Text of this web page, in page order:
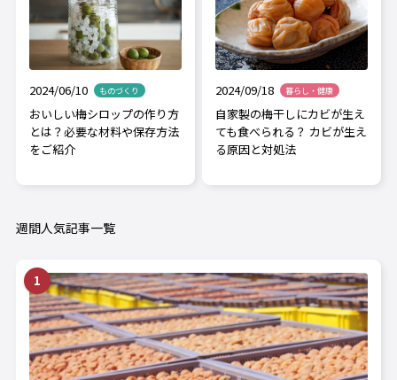
2024/06/10 ものづくり
おいしい梅シロップの作り方
とは？必要な材料や保存方法
をご紹介
2024/09/18 暮らし・健康
自家製の梅干しにカビが生え
ても食べられる？ カビが生え
る原因と対処法
週間人気記事一覧